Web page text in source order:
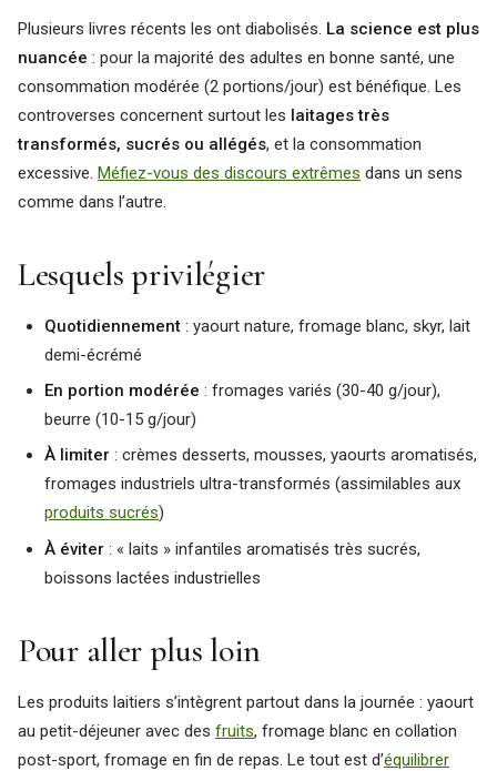
Plusieurs livres récents les ont diabolisés. La science est plus
nuancée : pour la majorité des adultes en bonne santé, une
consommation modérée (2 portions/jour) est bénéfique. Les
controverses concernent surtout les laitages très
transformés, sucrés ou allégés, et la consommation
excessive. Méfiez-vous des discours extrêmes dans un sens
comme dans l’autre.
Lesquels privilégier
Quotidiennement : yaourt nature, fromage blanc, skyr, lait
demi-écrémé
En portion modérée : fromages variés (30-40 g/jour),
beurre (10-15 g/jour)
À limiter : crèmes desserts, mousses, yaourts aromatisés,
fromages industriels ultra-transformés (assimilables aux
produits sucrés)
À éviter : « laits » infantiles aromatisés très sucrés,
boissons lactées industrielles
Pour aller plus loin
Les produits laitiers s’intègrent partout dans la journée : yaourt
au petit-déjeuner avec des fruits, fromage blanc en collation
post-sport, fromage en fin de repas. Le tout est d’équilibrer